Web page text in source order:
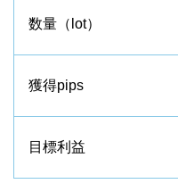
数量（lot）
獲得pips
目標利益